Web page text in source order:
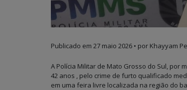
Publicado em 27 maio 2026 • por Khayyam
A Polícia Militar de Mato Grosso do Sul, por
42 anos , pelo crime de furto qualificado
em uma feira livre localizada na região do